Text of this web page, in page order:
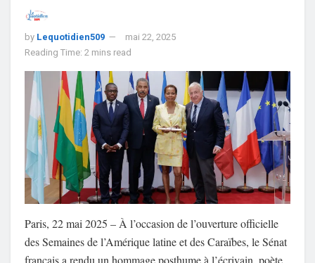
by Lequotidien509
mai 22, 2025
Reading Time: 2 mins read
Paris, 22 mai 2025 – À l’occasion de l’ouverture officielle
des Semaines de l’Amérique latine et des Caraïbes, le Sénat
français a rendu un hommage posthume à l’écrivain, poète,